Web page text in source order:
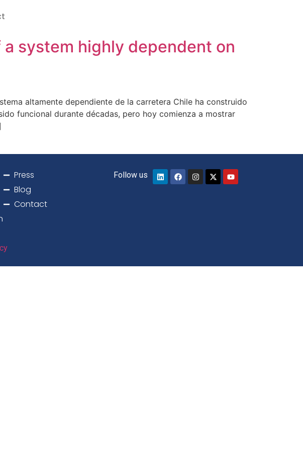
system highly dependent on
altamente dependiente de la carretera Chile ha construido
funcional durante décadas, pero hoy comienza a mostrar
Press
Blog
Contact
Follow us